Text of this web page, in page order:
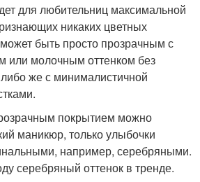
для любительниц максимальной
никаких цветных
быть просто прозрачным с
молочным оттенком без
же с минималистичной
покрытием можно
маникюр, только улыбочки
например, серебряными.
серебряный оттенок в тренде.